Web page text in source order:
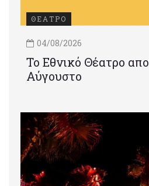
ΘΕΑΤΡΟ
04/08/2026
Το Εθνικό Θέατρο
Αύγουστο